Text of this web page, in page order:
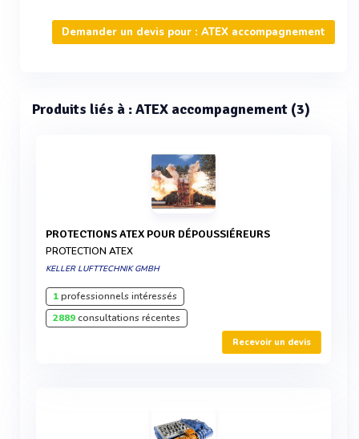
Demander un devis pour : ATEX accompagnement
Produits liés à : ATEX accompagnement (3)
PROTECTIONS ATEX POUR DÉPOUSSIÉREURS
PROTECTION ATEX
KELLER LUFTTECHNIK GMBH
1professionnels intéressés
2889consultations récentes
Recevoir un devis